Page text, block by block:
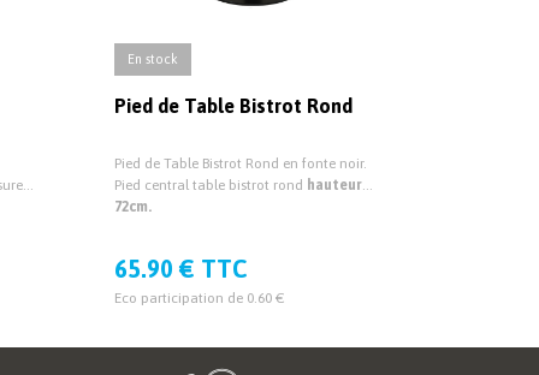
En stock
Pied de Table Bistrot Rond
Pied de Table Bistrot Rond en fonte noir.
Pied central table bistrot rond hauteur
72cm.
65.90 € TTC
Eco participation de 0.60 €